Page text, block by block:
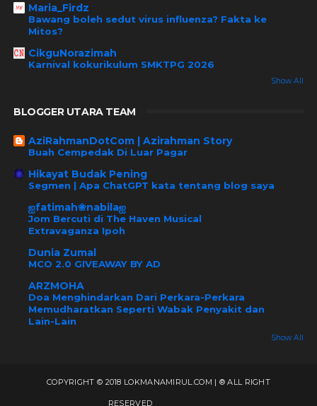
Maria_Firdz
Bawang boleh sedut virus influenza? Fakta ke
Mitos?
CikguNorazimah
Karnival kokurikulum SMKTPG 2026
Show All
BLOGGER UTARA TEAM
AziRahmanDotCom | Azirahman Story
Buah Cempedak Di Luar Pagar
Hikayat Budak Pening
Segmen | Apa ChatGPT kata tentang blog saya
ஐfatimah❀nabilaஐ
Jom Bercuti di The Haven Musical
Extravaganza Ipoh
Dunia Zumal
MCO 2.0 GIVEAWAY BY AD
ARZMOHA
Doa Menghindarkan Dari Perkara-Perkara
Memudharatkan Seperti Wabak Penyakit dan
Lain-Lain
Show All
COPYRIGHT © 2018 LOKMANAMIRUL.COM | ® ALL RIGHT
RESERVED